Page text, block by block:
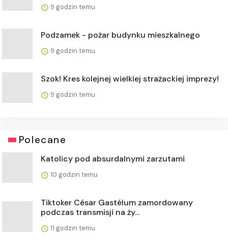
9 godzin temu
Podzamek - pożar budynku mieszkalnego
9 godzin temu
Szok! Kres kolejnej wielkiej strażackiej imprezy!
9 godzin temu
Polecane
Katolicy pod absurdalnymi zarzutami
10 godzin temu
Tiktoker César Gastélum zamordowany
podczas transmisji na ży...
11 godzin temu